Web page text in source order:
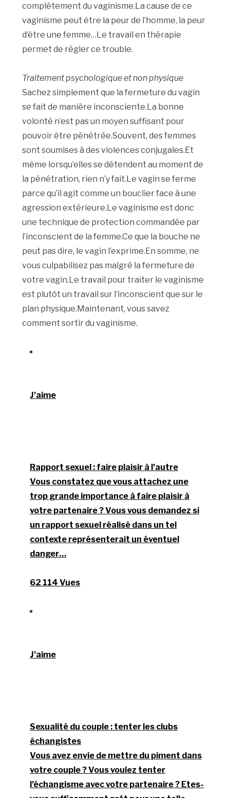
complètement du vaginisme.La cause de ce
vaginisme peut être la peur de l’homme, la peur
d’être une femme…Le travail en thérapie
permet de régler ce trouble.
Traitement psychologique et non physique
Sachez simplement que la fermeture du vagin
se fait de manière inconsciente.La bonne
volonté n’est pas un moyen suffisant pour
pouvoir être pénétrée.Souvent, des femmes
sont soumises à des violences conjugales.Et
même lorsqu’elles se détendent au moment de
la pénétration, rien n’y fait.Le vagin se ferme
parce qu’il agit comme un bouclier face à une
agression extérieure.Le vaginisme est donc
une technique de protection commandée par
l’inconscient de la femme.Ce que la bouche ne
peut pas dire, le vagin l’exprime.En somme, ne
vous culpabilisez pas malgré la fermeture de
votre vagin.Le travail pour traiter le vaginisme
est plutôt un travail sur l’inconscient que sur le
plan physique.Maintenant, vous savez
comment sortir du vaginisme.
J’aime
Rapport sexuel : faire plaisir à l’autre
Vous constatez que vous attachez une
trop grande importance à faire plaisir à
votre partenaire ? Vous vous demandez si
un rapport sexuel réalisé dans un tel
contexte représenterait un éventuel
danger…
62 114 Vues
J’aime
Sexualité du couple : tenter les clubs
échangistes
Vous avez envie de mettre du piment dans
votre couple ? Vous voulez tenter
l’échangisme avec votre partenaire ? Etes-